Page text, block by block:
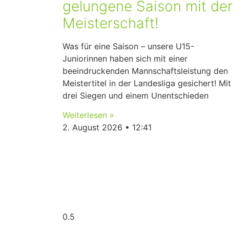
gelungene Saison mit der
Meisterschaft!
Was für eine Saison – unsere U15-
Juniorinnen haben sich mit einer
beeindruckenden Mannschaftsleistung den
Meistertitel in der Landesliga gesichert! Mit
drei Siegen und einem Unentschieden
Weiterlesen »
2. August 2026
12:41